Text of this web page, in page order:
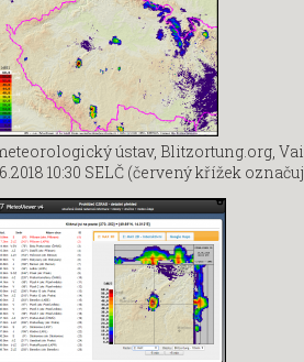
ústav, Blitzortung.org,
10:30 SELČ (červený křížek